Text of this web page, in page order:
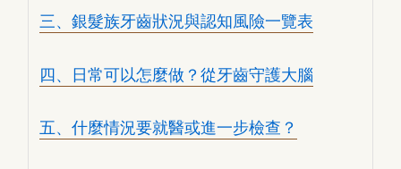
三、銀髮族牙齒狀況與認知風險一覽表
四、日常可以怎麼做？從牙齒守護大腦
五、什麼情況要就醫或進一步檢查？